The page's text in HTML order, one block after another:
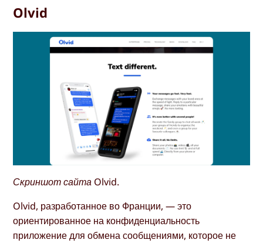
Olvid
Скриншот сайта Olvid.
Olvid, разработанное во Франции, — это
ориентированное на конфиденциальность
приложение для обмена сообщениями, которое не